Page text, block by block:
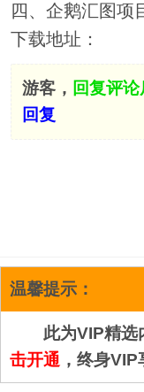
四、企鹅汇图项
下载地址：
游客， 回复评论
回复
温馨提示：
此为VIP精选
击开通 ，终身